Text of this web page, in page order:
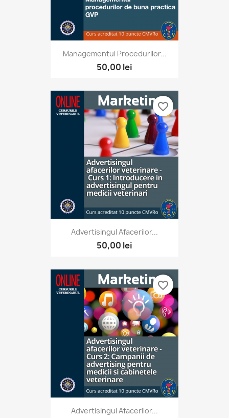
Managementul Procedurilor...
50,00 lei
Advertisingul Afacerilor...
50,00 lei
favorite_border
Advertisingul Afacerilor...
favorite_border